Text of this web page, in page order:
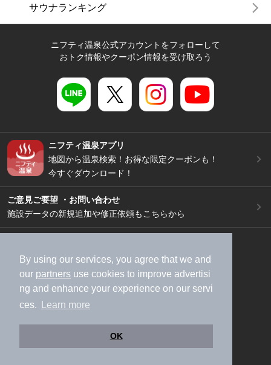
By using our services, you agree that we and
our partners use cookies to improve advertisi
ng and enhance your experience on our servi
ces.
Learn more
OK
サウナランキング
ニフティ温泉公式アカウントをフォローして
おトク情報やクーポン情報を受け取ろう
ニフティ温泉アプリ
地図から温泉検索！お得な限定クーポンも！
今すぐダウンロード！
ご意見ご要望 ・お問い合わせ
施設データの新規追加や修正依頼もこちらから
加盟店募集（資料請求）
広告出稿のご案内
利用規約
ライフスタイルMEMBERS+規約
特定商取引法に基づく表記
ヘルプ
採用情報
運営会社